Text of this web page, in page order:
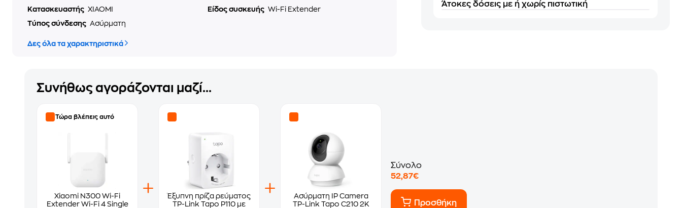
Κατασκευαστής XIAOMI Είδος συσκευής Wi-Fi Extender
Τύπος σύνδεσης Ασύρματη
Δες όλα τα χαρακτηριστικά
Άτοκες δόσεις με ή χωρίς πιστωτική
Συνήθως αγοράζονται μαζί...
Τώρα βλέπεις αυτό
Xiaomi N300 Wi-Fi
Extender Wi-Fi 4 Single
Έξυπνη πρίζα ρεύματος
TP-Link Tapo P110 με
Ασύρματη IP Camera
TP-Link Tapo C210 2K
Σύνολο
52,87€
Προσθήκη